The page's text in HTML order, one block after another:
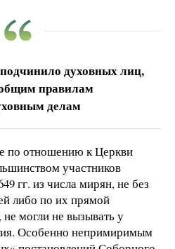
духовных лиц,
правилам
делам
по отношению к Церкви
участников
гг. из числа мирян, не без
либо по их прямой
могли не вызывать у
Особенно непримиримым